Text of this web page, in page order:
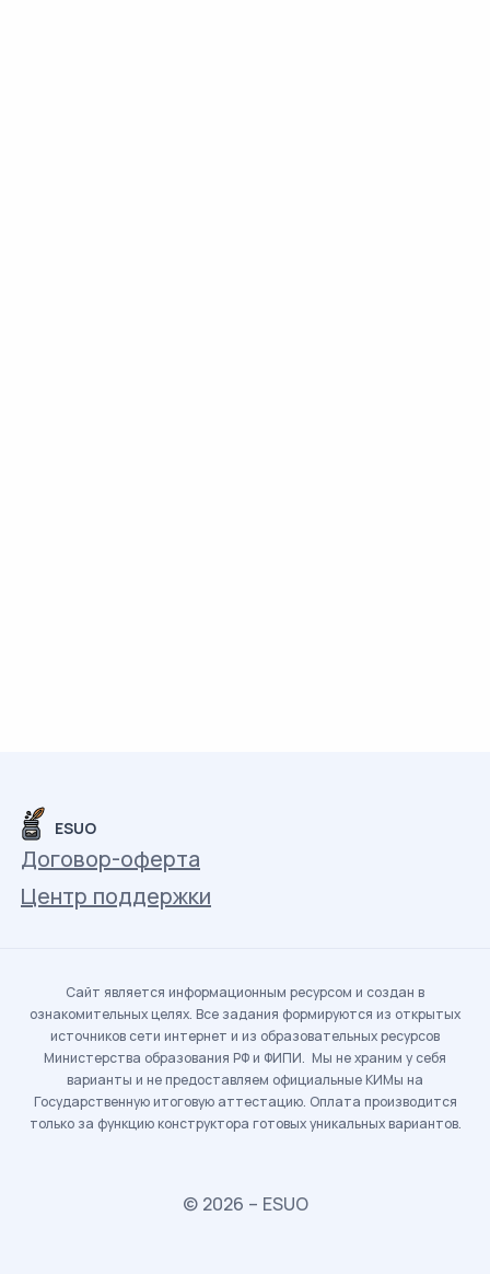
ESUO
Договор-оферта
Центр поддержки
Сайт является информационным ресурсом и создан в
ознакомительных целях. Все задания формируются из открытых
источников сети интернет и из образовательных ресурсов
Министерства образования РФ и ФИПИ. Мы не храним у себя
варианты и не предоставляем официальные КИМы на
Государственную итоговую аттестацию. Оплата производится
только за функцию конструктора готовых уникальных вариантов.
© 2026 – ESUO